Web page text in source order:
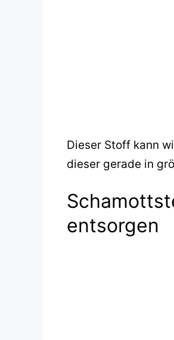
Dieser Stoff kann
dieser gerade in
entsorgen